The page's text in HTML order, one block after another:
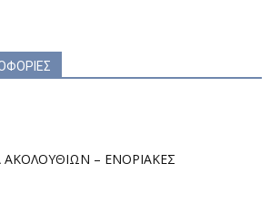
– ΕΝΟΡΙΑΚΕΣ